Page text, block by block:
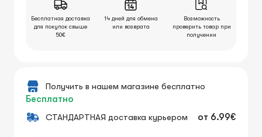
Бесплатная доставка
для покупок свыше
50€
14 дней для обмена
или возврата
Возможность
проверить товар при
получении
Получить в нашем магазине бесплатно
Бесплатно
СТАНДАРТНАЯ доставка курьером
от 6.99€